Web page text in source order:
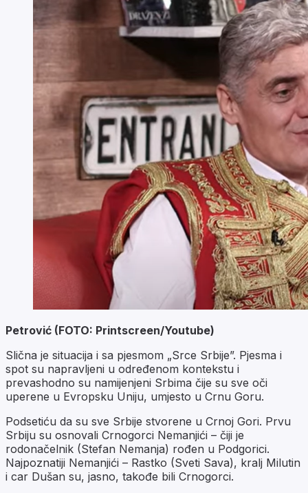
Petrović (FOTO: Printscreen/Youtube)
Slična je situacija i sa pjesmom „Srce Srbije”. Pjesma i
spot su napravljeni u određenom kontekstu i
prevashodno su namijenjeni Srbima čije su sve oči
uperene u Evropsku Uniju, umjesto u Crnu Goru.
Podsetiću da su sve Srbije stvorene u Crnoj Gori. Prvu
Srbiju su osnovali Crnogorci Nemanjići – čiji je
rodonačelnik (Stefan Nemanja) rođen u Podgorici.
Najpoznatiji Nemanjići – Rastko (Sveti Sava), kralj Milutin
i car Dušan su, jasno, takođe bili Crnogorci.